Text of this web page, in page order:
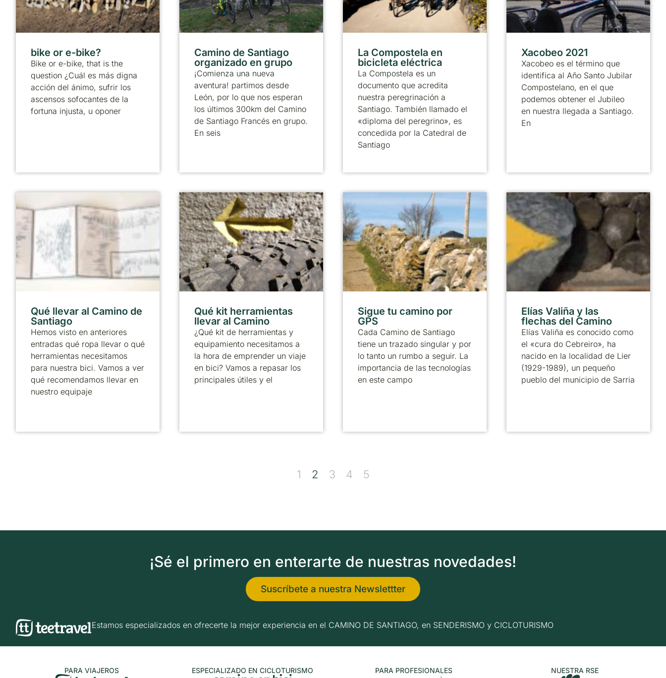
bike or e-bike?
Bike or e-bike, that is the
question ¿Cuál es más digna
acción del ánimo, sufrir los
ascensos sofocantes de la
fortuna injusta, u oponer
Camino de Santiago
organizado en grupo
¡Comienza una nueva
aventura! partimos desde
León, por lo que nos esperan
los últimos 300km del Camino
de Santiago Francés en grupo.
En seis
La Compostela en
bicicleta eléctrica
La Compostela es un
documento que acredita
nuestra peregrinación a
Santiago. También llamado el
«diploma del peregrino», es
concedida por la Catedral de
Santiago
Xacobeo 2021
Xacobeo es el término que
identifica al Año Santo Jubilar
Compostelano, en el que
podemos obtener el Jubileo
en nuestra llegada a Santiago.
En
Qué llevar al Camino de
Santiago
Hemos visto en anteriores
entradas qué ropa llevar o qué
herramientas necesitamos
para nuestra bici. Vamos a ver
qué recomendamos llevar en
nuestro equipaje
Qué kit herramientas
llevar al Camino
¿Qué kit de herramientas y
equipamiento necesitamos a
la hora de emprender un viaje
en bici? Vamos a repasar los
principales útiles y el
Sigue tu camino por
GPS
Cada Camino de Santiago
tiene un trazado singular y por
lo tanto un rumbo a seguir. La
importancia de las tecnologías
en este campo
Elías Valiña y las
flechas del Camino
Elías Valiña es conocido como
el «cura do Cebreiro», ha
nacido en la localidad de Lier
(1929-1989), un pequeño
pueblo del municipio de Sarria
1 2 3 4 5
¡Sé el primero en enterarte de nuestras novedades!
Suscríbete a nuestra Newslettter
Estamos especializados en ofrecerte la mejor experiencia en el CAMINO DE SANTIAGO, en SENDERISMO y CICLOTURISMO
PARA VIAJEROS ESPECIALIZADO EN CICLOTURISMO PARA PROFESIONALES NUESTRA RSE